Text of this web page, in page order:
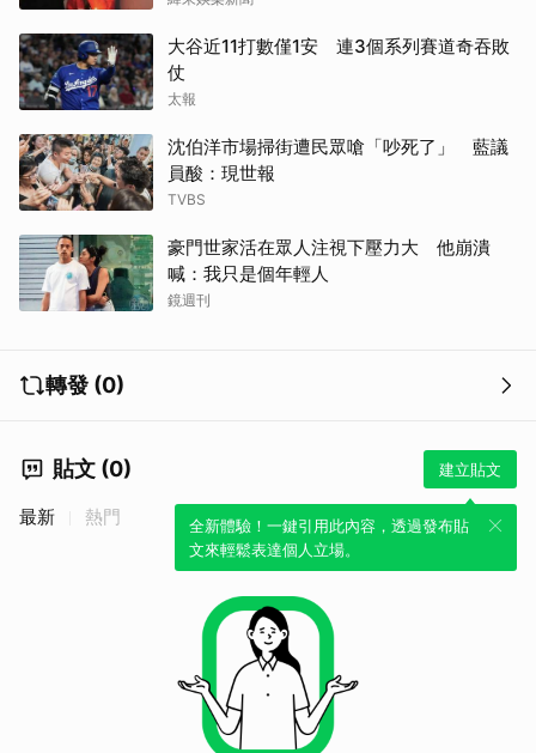
大谷近11打數僅1安 連3個系列賽道奇吞敗
仗
太報
沈伯洋市場掃街遭民眾嗆「吵死了」 藍議
員酸：現世報
TVBS
豪門世家活在眾人注視下壓力大 他崩潰
喊：我只是個年輕人
鏡週刊
轉發 (0)
貼文 (0) 建立貼文
全新體驗！一鍵引用此內容，透過發布貼
文來輕鬆表達個人立場。
最新 熱門